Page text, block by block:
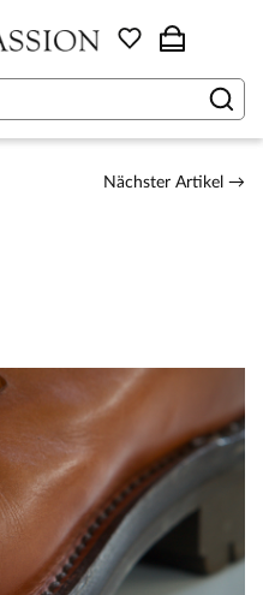
Nächster Artikel →